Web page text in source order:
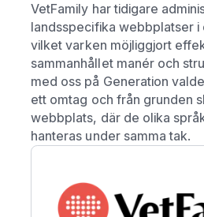
VetFamily har tidigare
landsspecifika webbplatser i
vilket varken möjliggjort
sammanhållet manér och
med oss på Generation
ett omtag och från grunden
webbplats, där de olika
hanteras under samma tak.